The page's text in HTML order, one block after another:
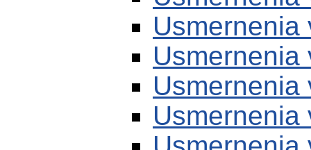
Usmernenia
Usmernenia
Usmernenia
Usmernenia